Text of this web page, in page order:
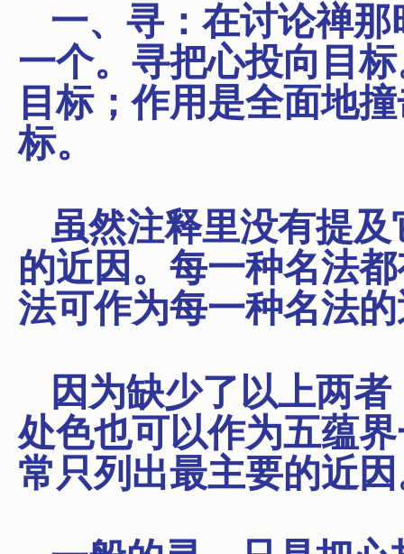
一、寻：在讨论禅
一个。寻把心投向目
目标；作用是全面地
标。
虽然注释里没有提
的近因。每一种名法
法可作为每一种名法
因为缺少了以上两
处色也可以作为五蕴
常只列出最主要的近